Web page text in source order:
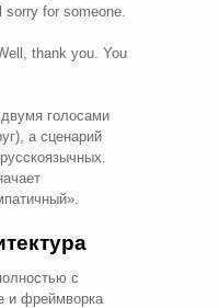
for someone.
thank you. You
голосами
а сценарий
с
и фреймворка